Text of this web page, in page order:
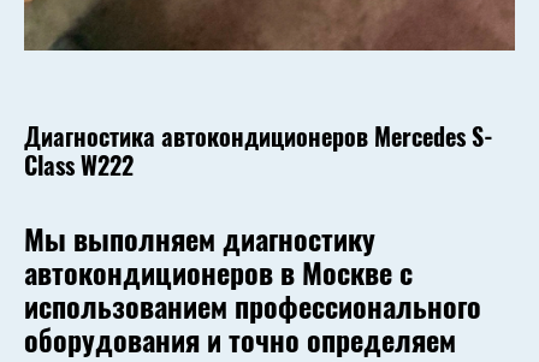
Диагностика автокондиционеров Mercedes S-
Class W222
Мы выполняем диагностику
автокондиционеров в Москве с
использованием профессионального
оборудования и точно определяем